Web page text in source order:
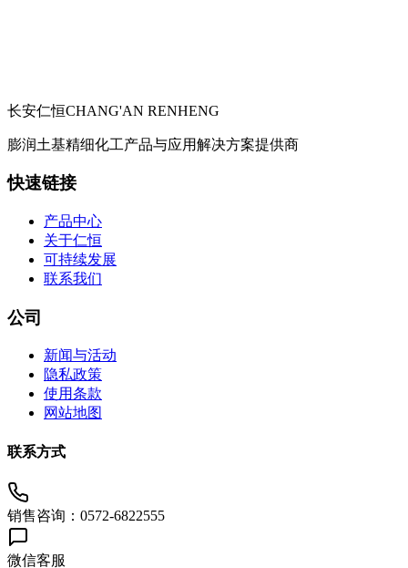
长安仁恒CHANG'AN RENHENG
膨润土基精细化工产品与应用解决方案提供商
快速链接
产品中心
关于仁恒
可持续发展
联系我们
公司
新闻与活动
隐私政策
使用条款
网站地图
联系方式
销售咨询：0572-6822555
微信客服